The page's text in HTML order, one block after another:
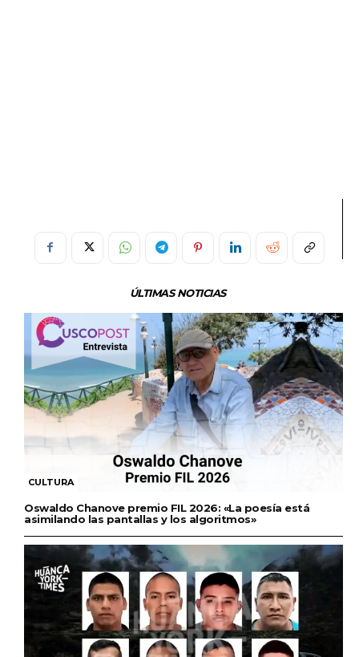
ÚLTIMAS NOTICIAS
CULTURA
Oswaldo Chanove premio FIL 2026: «La poesía está
asimilando las pantallas y los algoritmos»